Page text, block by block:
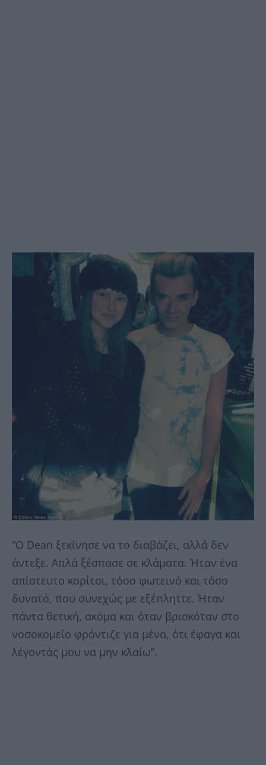
“Ο Dean ξεκίνησε να το διαβάζει, αλλά δεν
άντεξε. Απλά ξέσπασε σε κλάματα. Ήταν ένα
απίστευτο κορίτσι, τόσο φωτεινό και τόσο
δυνατό, που συνεχώς με εξέπληττε. Ήταν
πάντα θετική, ακόμα και όταν βρισκόταν στο
νοσοκομείο φρόντιζε για μένα, ότι έφαγα και
λέγοντάς μου να μην κλαίω”.